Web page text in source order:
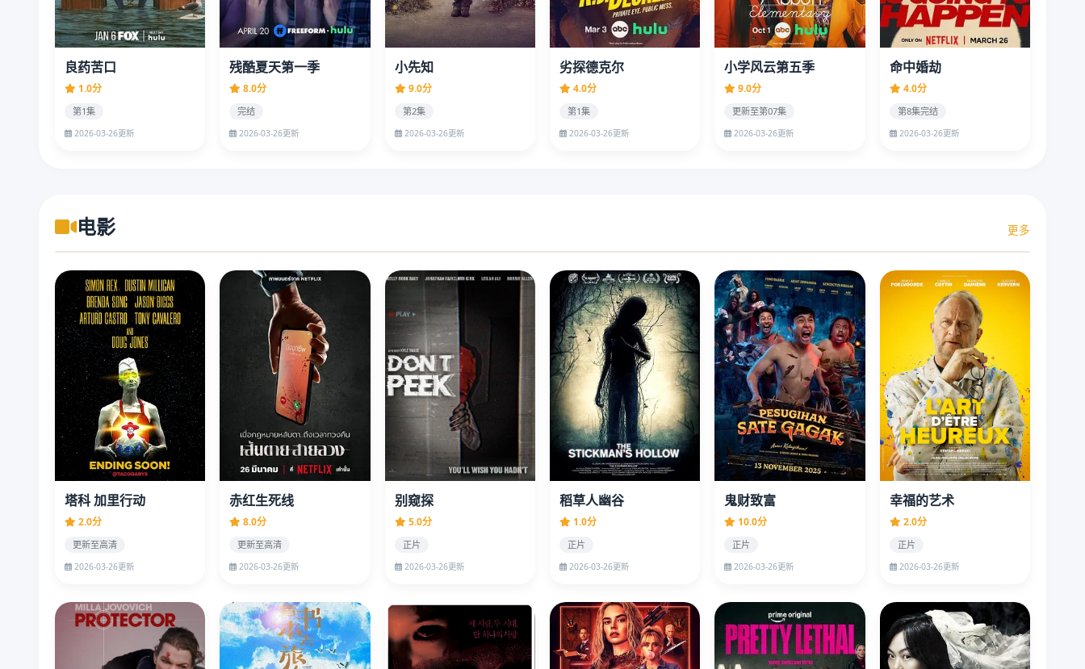
良药苦口
1.0分
第1集
2026-03-26更新
残酷夏天第一季
8.0分
完结
2026-03-26更新
小先知
9.0分
第2集
2026-03-26更新
劣探德克尔
4.0分
第1集
2026-03-26更新
小学风云第五季
9.0分
更新至第07集
2026-03-26更新
命中婚劫
4.0分
第8集完结
2026-03-26更新
电影 更多
塔科 加里行动
2.0分
更新至高清
2026-03-26更新
赤红生死线
8.0分
更新至高清
2026-03-26更新
别窥探
5.0分
正片
2026-03-26更新
稻草人幽谷
1.0分
正片
2026-03-26更新
鬼财致富
10.0分
正片
2026-03-26更新
幸福的艺术
2.0分
正片
2026-03-26更新